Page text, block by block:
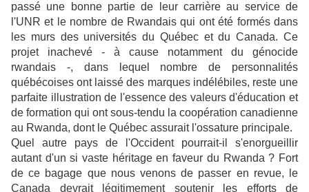
passé une bonne partie de leur carrière au service de
l'UNR et le nombre de Rwandais qui ont été formés dans
les murs des universités du Québec et du Canada. Ce
projet inachevé - à cause notamment du génocide
rwandais -, dans lequel nombre de personnalités
québécoises ont laissé des marques indélébiles, reste une
parfaite illustration de l'essence des valeurs d'éducation et
de formation qui ont sous-tendu la coopération canadienne
au Rwanda, dont le Québec assurait l'ossature principale.
Quel autre pays de l'Occident pourrait-il s'enorgueillir
autant d'un si vaste héritage en faveur du Rwanda ? Fort
de ce bagage que nous venons de passer en revue, le
Canada devrait légitimement soutenir les efforts de